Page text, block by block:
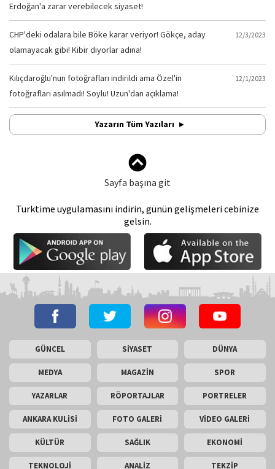
Erdoğan'a zarar verebilecek siyaset!
CHP'deki odalara bile Böke karar veriyor! Gökçe, aday
olamayacak gibi! Kibir diyorlar adına!
12/3/2023
Kılıçdaroğlu'nun fotoğrafları indirildi ama Özel'in
fotoğrafları asılmadı! Soylu! Uzun'dan açıklama!
12/1/2023
Yazarın Tüm Yazıları
Sayfa başına git
Turktime uygulamasını indirin, günün gelişmeleri cebinize
gelsin.
GÜNCEL SİYASET DÜNYA
MEDYA MAGAZİN SPOR
YAZARLAR RÖPORTAJLAR PORTRELER
ANKARA KULİSİ FOTO GALERİ VİDEO GALERİ
KÜLTÜR SAĞLIK EKONOMİ
TEKNOLOJİ ANALİZ TEKZİP